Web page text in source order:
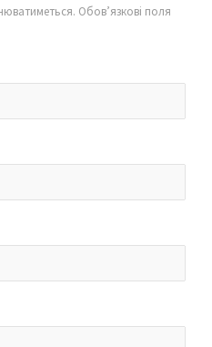
Обов’язкові поля